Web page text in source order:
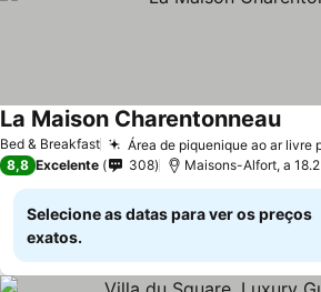
Bed & Breakfast Área de piquenique ao ar livre
La Maison Charentonneau
8,8 Excelente 308 Maisons-Alfort, a
Selecione as datas para ver os preços
exatos.